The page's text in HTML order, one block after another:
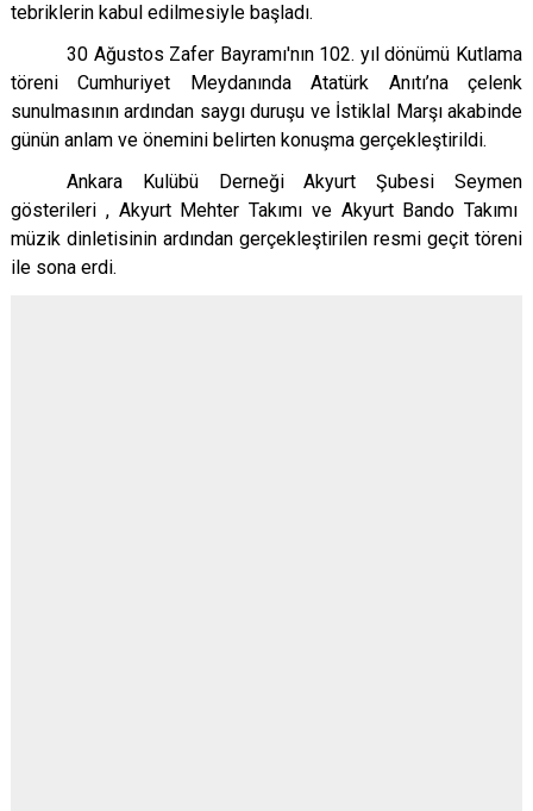
tebriklerin kabul edilmesiyle başladı.
30 Ağustos Zafer Bayramı'nın 102. yıl dönümü Kutlama
töreni Cumhuriyet Meydanında Atatürk Anıtı’na çelenk
sunulmasının ardından saygı duruşu ve İstiklal Marşı akabinde
günün anlam ve önemini belirten konuşma gerçekleştirildi.
Ankara Kulübü Derneği Akyurt Şubesi Seymen
gösterileri , Akyurt Mehter Takımı ve Akyurt Bando Takımı
müzik dinletisinin ardından gerçekleştirilen resmi geçit töreni
ile sona erdi.